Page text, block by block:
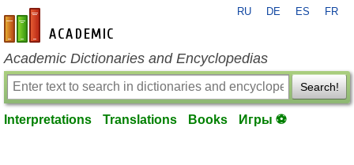
en-academic.com
RU DE ES FR
Academic Dictionaries and Encyclopedias
Search!
Interpretations Translations Books Игры ⚽